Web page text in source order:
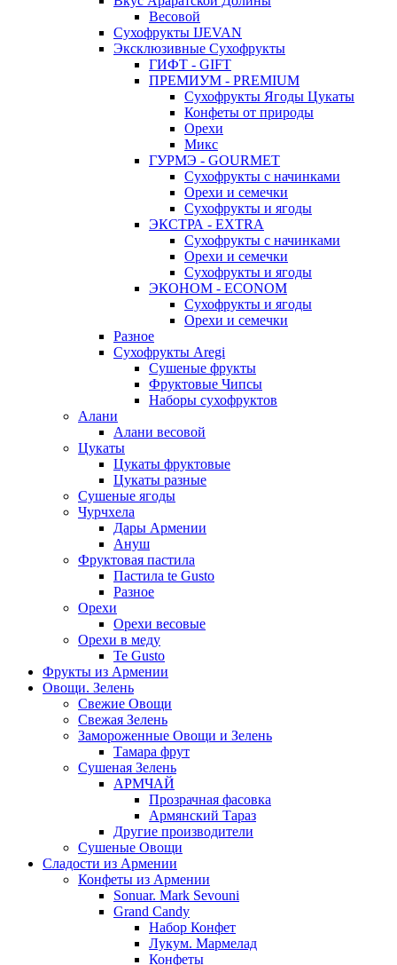
Весовой
Сухофрукты IJEVAN
Эксклюзивные Сухофрукты
ГИФТ - GIFT
ПРЕМИУМ - PREMIUM
Сухофрукты Ягоды Цукаты
Конфеты от природы
Орехи
Микс
ГУРМЭ - GOURMET
Сухофрукты с начинками
Орехи и семечки
Сухофрукты и ягоды
ЭКСТРА - EXTRA
Сухофрукты с начинками
Орехи и семечки
Сухофрукты и ягоды
ЭКОНОМ - ECONOM
Сухофрукты и ягоды
Орехи и семечки
Разное
Сухофрукты Aregi
Сушеные фрукты
Фруктовые Чипсы
Наборы сухофруктов
Алани
Алани весовой
Цукаты
Цукаты фруктовые
Цукаты разные
Сушеные ягоды
Чурчхела
Дары Армении
Ануш
Фруктовая пастила
Пастила te Gusto
Разное
Орехи
Орехи весовые
Орехи в меду
Te Gusto
Фрукты из Армении
Овощи. Зелень
Свежие Овощи
Свежая Зелень
Замороженные Овощи и Зелень
Тамара фрут
Сушеная Зелень
АРМЧАЙ
Прозрачная фасовка
Армянский Тараз
Другие производители
Сушеные Овощи
Сладости из Армении
Конфеты из Армении
Sonuar. Mark Sevouni
Grand Candy
Набор Конфет
Лукум. Мармелад
Конфеты